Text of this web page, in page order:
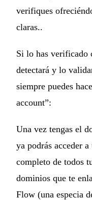
verifiques
claras..
Si lo has verificado
detectará y lo
siempre puedes
account”:
Una vez tengas el
ya podrás acceder
completo de todos
dominios que te
Flow (una especia